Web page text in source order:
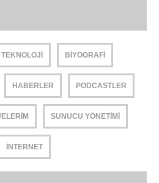
BIYOGRAFI
HABERLER PODCASTLER
SUNUCU YÖNETIMI
İNTERNET